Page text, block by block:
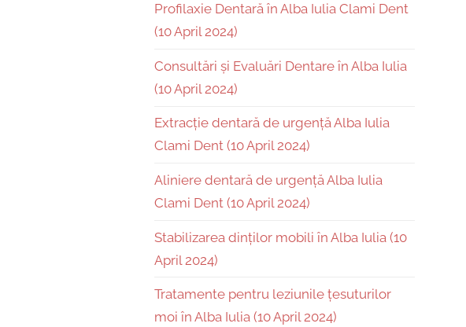
Profilaxie Dentară în Alba Iulia Clami Dent
(10 April 2024)
Consultări și Evaluări Dentare în Alba Iulia
(10 April 2024)
Extracție dentară de urgență Alba Iulia
Clami Dent (10 April 2024)
Aliniere dentară de urgență Alba Iulia
Clami Dent (10 April 2024)
Stabilizarea dinților mobili în Alba Iulia (10
April 2024)
Tratamente pentru leziunile țesuturilor
moi în Alba Iulia (10 April 2024)